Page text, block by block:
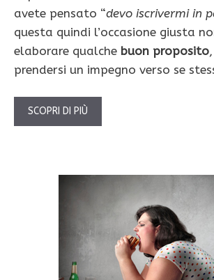
avete pensato “devo iscrivermi in
questa quindi l’occasione giusta
elaborare qualche buon proposito
prendersi un impegno verso se
SCOPRI DI PIÙ